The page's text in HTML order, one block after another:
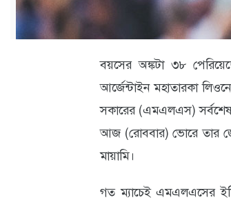
বয়সের অঙ্কটা ৩৮
আর্জেন্টাইন মহাতারকা
সকারের (এমএলএস) সর্বশেষ
আজ (রোববার) ভোরে তার
মায়ামি।
গত ম্যাচেই এমএলএসের